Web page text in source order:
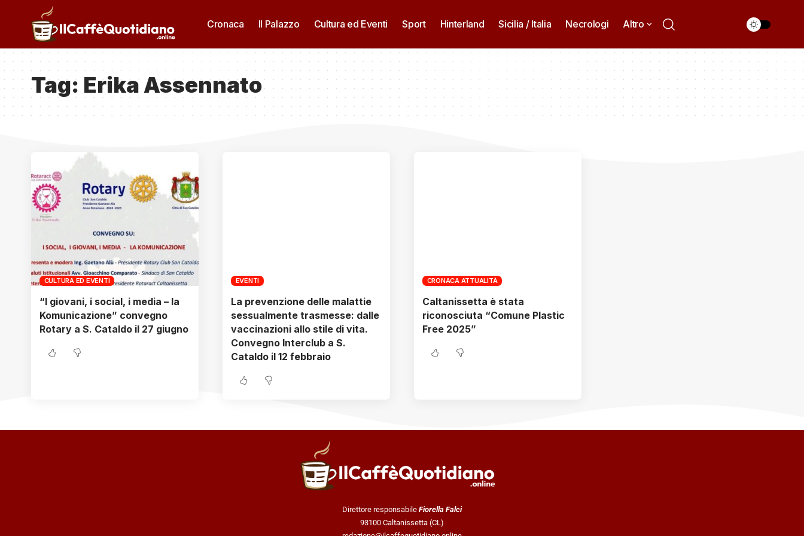
Cronaca Il Palazzo Cultura ed Eventi Sport Hinterland Sicilia / Italia Necrologi Altro
Tag: Erika Assennato
CULTURA ED EVENTI
“I giovani, i social, i media – la
Komunicazione” convegno
Rotary a S. Cataldo il 27 giugno
EVENTI
La prevenzione delle malattie
sessualmente trasmesse: dalle
vaccinazioni allo stile di vita.
Convegno Interclub a S.
Cataldo il 12 febbraio
CRONACA ATTUALITÀ
Caltanissetta è stata
riconosciuta “Comune Plastic
Free 2025”
Direttore responsabile Fiorella Falci
93100 Caltanissetta (CL)